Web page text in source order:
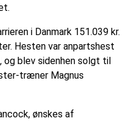
i Danmark 151.039 kr.
Hesten var anpartshest
blev sidenhen solgt til
træner Magnus
ønskes af